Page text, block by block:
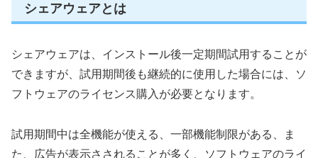
シェアウェアとは
シェアウェアは、インストール後一定期間試用することが
できますが、試用期間後も継続的に使用した場合には、ソ
フトウェアのライセンス購入が必要となります。
試用期間中は全機能が使える、一部機能制限がある、ま
た、広告が表示さされることが多く、ソフトウェアのライ